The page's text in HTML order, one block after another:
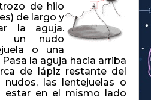
de hilo
de largo y
la aguja.
un nudo
o una
la aguja hacia arriba
de lápiz restante del
nudos, las lentejuelas o
estar en el mismo lado